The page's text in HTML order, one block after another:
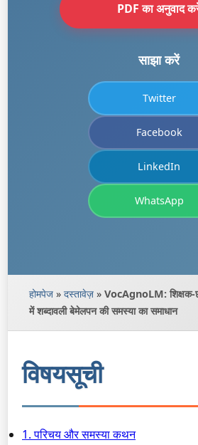
PDF का अनुवाद
साझा करें
Twitter
Facebook
LinkedIn
WhatsApp
होमपेज » दस्तावेज़ » VocAgnoLM: शिक्षक-
में शब्दावली बेमेलपन की समस्या का समाधान
विषयसूची
1. परिचय और समस्या कथन